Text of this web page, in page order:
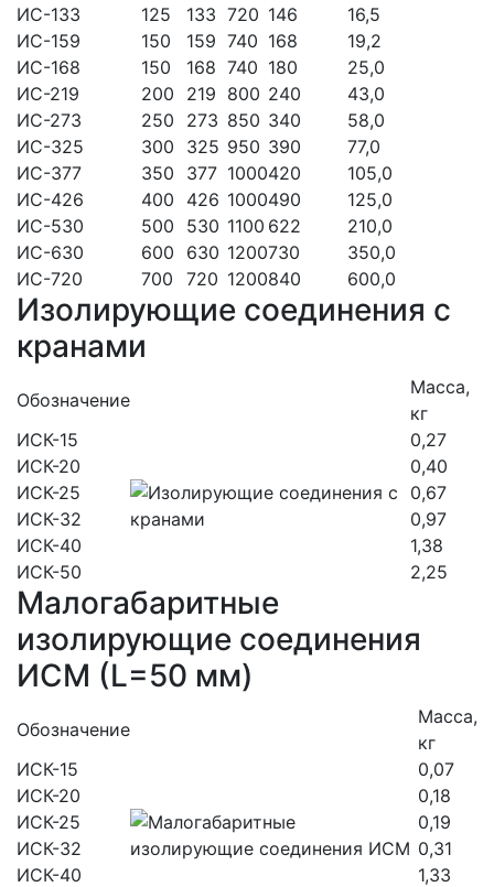
ИС-133
125 133 720 146
16,5
ИС-159
150 159 740 168
19,2
ИС-168
150 168 740 180
25,0
ИС-219
200 219 800 240
43,0
ИС-273
250 273 850 340
58,0
ИС-325
300 325 950 390
77,0
ИС-377
350 377 1000420
105,0
ИС-426
400 426 1000490
125,0
ИС-530
500 530 1100 622
210,0
ИС-630
600 630 1200730
350,0
ИС-720
700 720 1200840 600,0
Изолирующие соединения с
кранами
Обозначение
Масса,
кг
ИСК-15
0,27
ИСК-20
0,40
ИСК-25
0,67
ИСК-32
0,97
ИСК-40
1,38
ИСК-50
2,25
Малогабаритные
изолирующие соединения
ИСМ (L=50 мм)
Обозначение
Масса,
кг
ИСК-15
0,07
ИСК-20
0,18
ИСК-25
0,19
ИСК-32
0,31
ИСК-40
1,33